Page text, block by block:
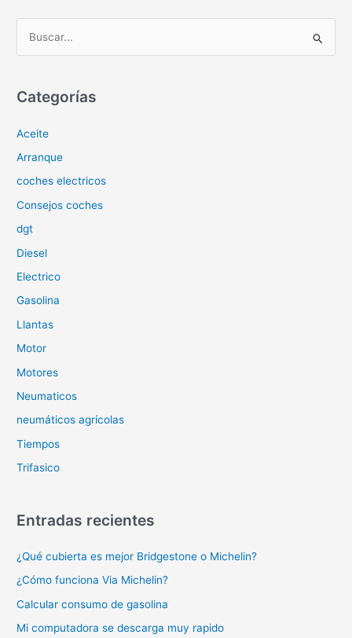
c
r
p
o
Categorías
Aceite
Arranque
coches electricos
Consejos coches
dgt
Diesel
Electrico
Gasolina
Llantas
Motor
Motores
Neumaticos
neumáticos agrícolas
Tiempos
Trifasico
Entradas recientes
¿Qué cubierta es mejor Bridgestone o Michelin?
¿Cómo funciona Via Michelin?
Calcular consumo de gasolina
Mi computadora se descarga muy rapido